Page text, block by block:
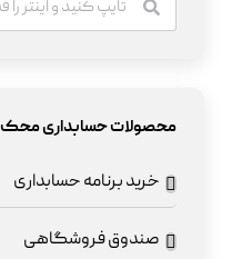
محصولات حسابداری محک
خرید برنامه حسابداری
صندوق فروشگاهی